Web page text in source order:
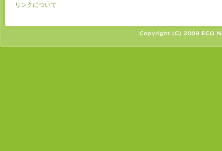
リンクについて